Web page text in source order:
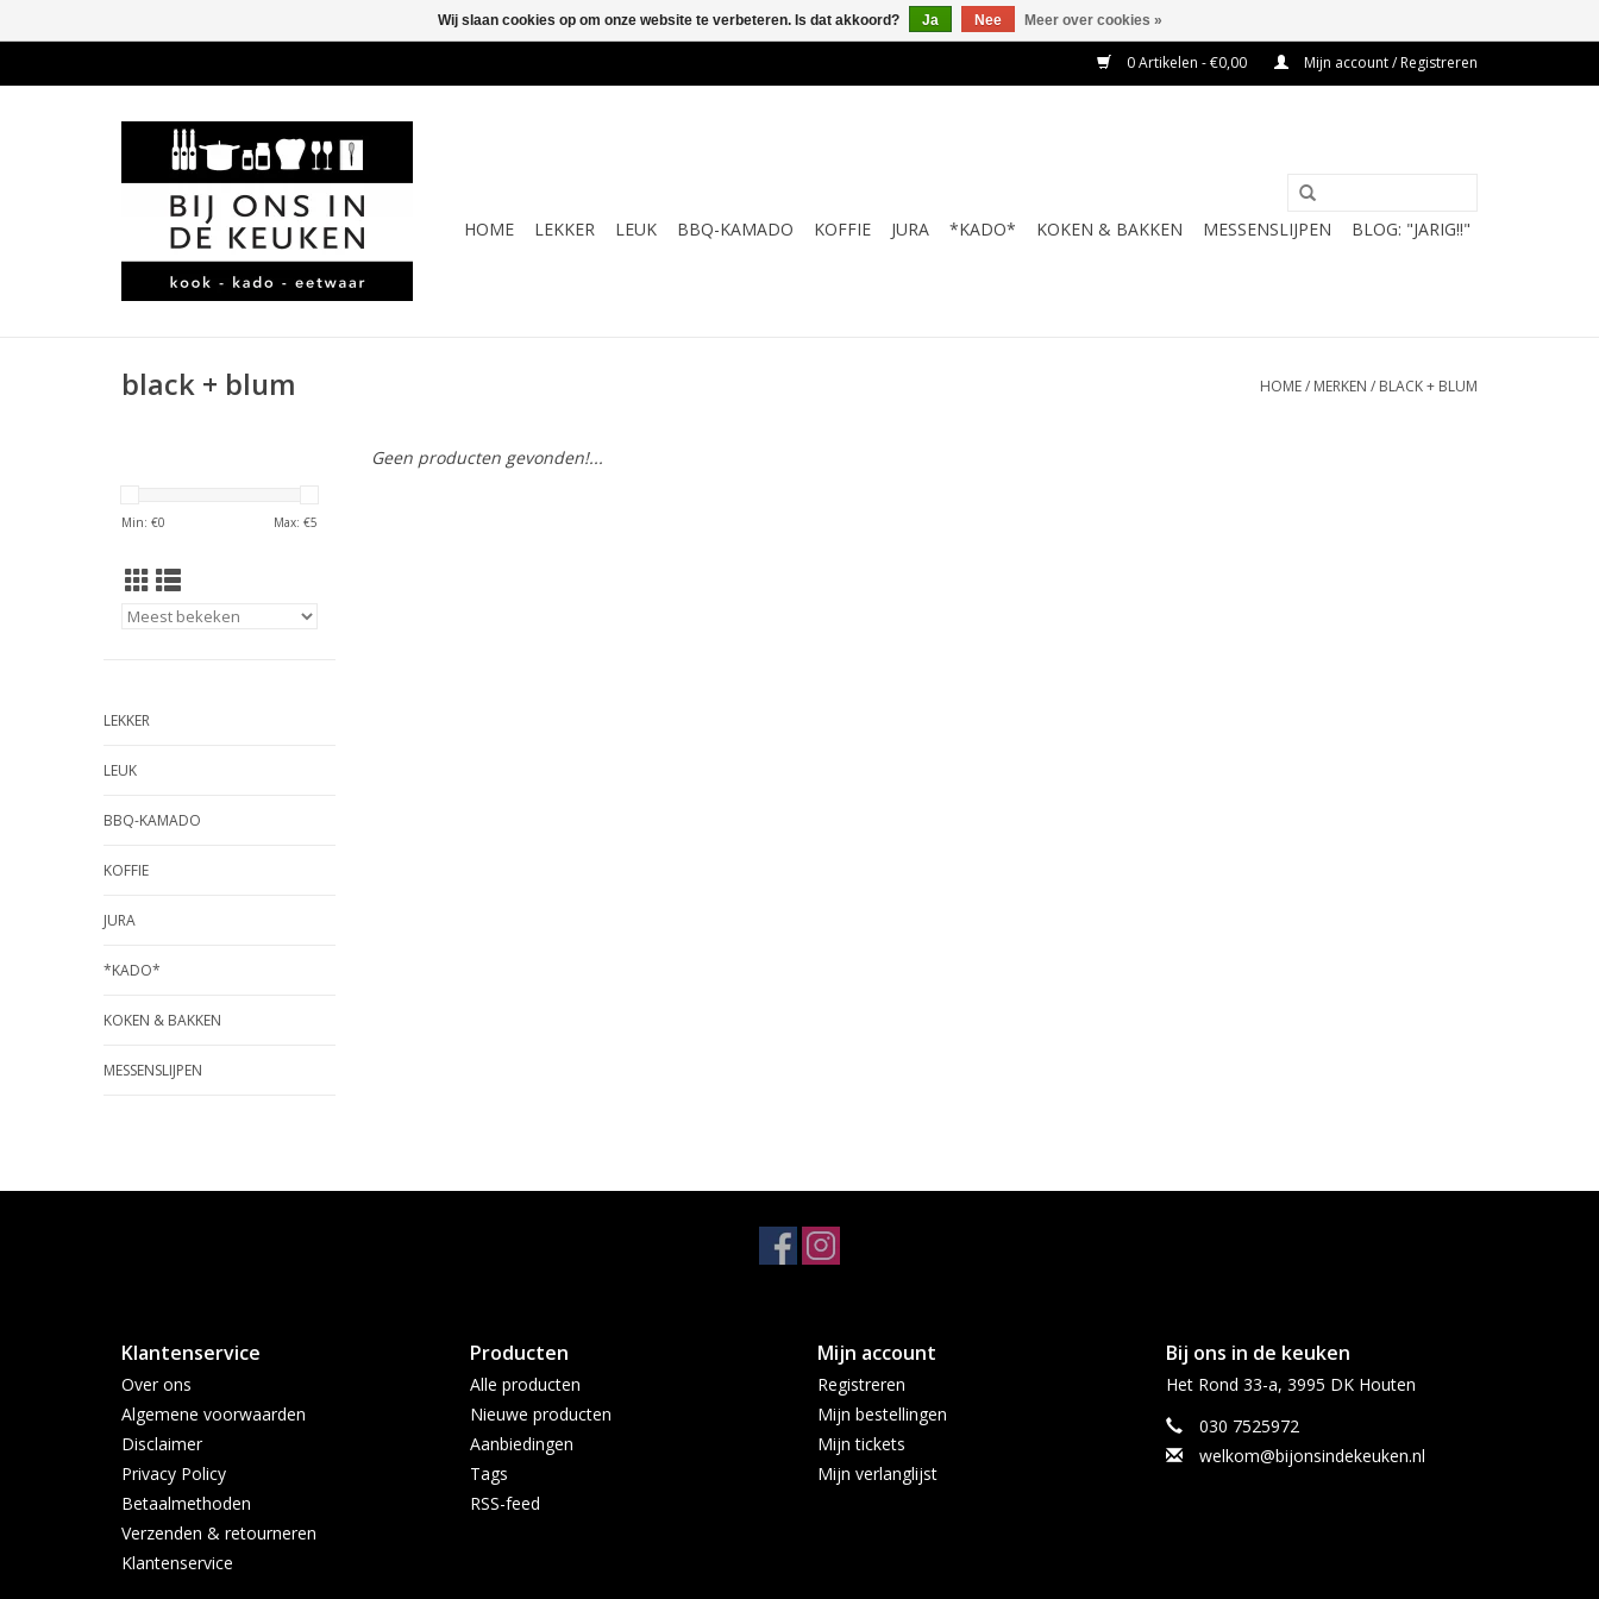
0 Artikelen - €0,00 Mijn account / Registreren
HOME LEKKER LEUK BBQ-KAMADO KOFFIE JURA *KADO* KOKEN & BAKKEN MESSENSLIJPEN BLOG: "JARIG!!"
black + blum HOME/ MERKEN / BLACK + BLUM
Min: €0 Max: €5
LEKKER
LEUK
BBQ-KAMADO
KOFFIE
JURA
*KADO*
KOKEN & BAKKEN
MESSENSLIJPEN
Geen producten gevonden!...
Klantenservice
Over ons
Algemene voorwaarden
Disclaimer
Privacy Policy
Betaalmethoden
Verzenden & retourneren
Klantenservice
Producten
Alle producten
Nieuwe producten
Aanbiedingen
Tags
RSS-feed
Mijn account
Registreren
Mijn bestellingen
Mijn tickets
Mijn verlanglijst
Bij ons in de keuken
Het Rond 33-a, 3995 DK Houten
030 7525972
welkom@bijonsindekeuken.nl
Wij slaan cookies op om onze website te verbeteren. Is dat akkoord? Ja Nee Meer over cookies »